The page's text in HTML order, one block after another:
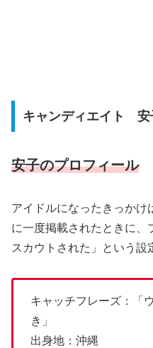
キャンディエイト 安
安子のプロフィール
アイドルになったきっかけ
に一度掲載されたときに、
スカウトされた」という設
キャッチフレーズ：「
き」
出身地：沖縄